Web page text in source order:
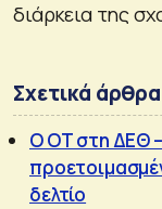
διάρκεια της
Σχετικά
Ο ΟΤ στη ΔΕΘ
δελτίο